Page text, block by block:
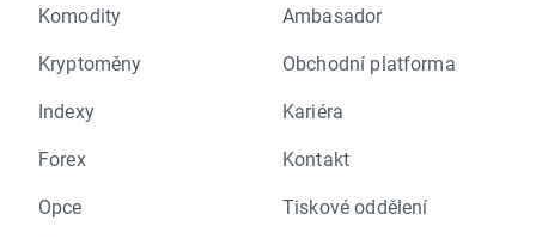
Komodity
Kryptoměny
Indexy
Forex
Opce
Ambasador
Obchodní platforma
Kariéra
Kontakt
Tiskové oddělení